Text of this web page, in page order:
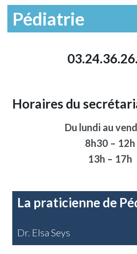
Pédiatrie
Horaires du
Du lundi au
8h30 – 12h
13h – 17h
La praticienne de
Dr. Elsa Seys